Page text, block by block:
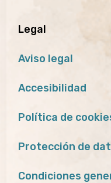
Legal
Aviso legal
Accesibilidad
Política de
Protección de
Condiciones